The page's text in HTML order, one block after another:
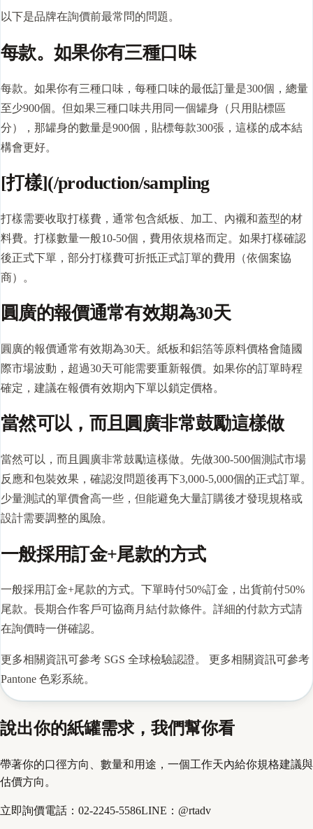
以下是品牌在詢價前最常問的問題。
每款。如果你有三種口味
每款。如果你有三種口味，每種口味的最低訂量是300個，總量
至少900個。但如果三種口味共用同一個罐身（只用貼標區
分），那罐身的數量是900個，貼標每款300張，這樣的成本結
構會更好。
[打樣](/production/sampling
打樣需要收取打樣費，通常包含紙板、加工、內襯和蓋型的材
料費。打樣數量一般10-50個，費用依規格而定。如果打樣確認
後正式下單，部分打樣費可折抵正式訂單的費用（依個案協
商）。
圓廣的報價通常有效期為30天
圓廣的報價通常有效期為30天。紙板和鋁箔等原料價格會隨國
際市場波動，超過30天可能需要重新報價。如果你的訂單時程
確定，建議在報價有效期內下單以鎖定價格。
當然可以，而且圓廣非常鼓勵這樣做
當然可以，而且圓廣非常鼓勵這樣做。先做300-500個測試市場
反應和包裝效果，確認沒問題後再下3,000-5,000個的正式訂單。
少量測試的單價會高一些，但能避免大量訂購後才發現規格或
設計需要調整的風險。
一般採用訂金+尾款的方式
一般採用訂金+尾款的方式。下單時付50%訂金，出貨前付50%
尾款。長期合作客戶可協商月結付款條件。詳細的付款方式請
在詢價時一併確認。
更多相關資訊可參考 SGS 全球檢驗認證。 更多相關資訊可參考
Pantone 色彩系統。
說出你的紙罐需求，我們幫你看
帶著你的口徑方向、數量和用途，一個工作天內給你規格建議與
估價方向。
立即詢價電話： 02-2245-5586LINE： @rtadv